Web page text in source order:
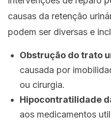
causas da retenção
podem ser diversas e
Obstrução do trato
causada por
ou cirurgia.
Hipocontratilidade
aos medicamentos